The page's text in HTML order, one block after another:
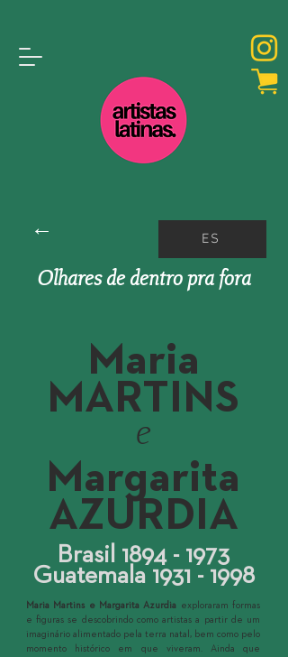
← ES
Olhares de dentro pra fora
Maria
MARTINS
e
Margarita
AZURDIA
Brasil 1894 - 1973
Guatemala 1931 - 1998
Maria Martins e Margarita Azurdia exploraram formas
e figuras se descobrindo como artistas a partir de um
imaginário alimentado pela terra natal, bem como pelo
momento histórico em que viveram. Ainda que